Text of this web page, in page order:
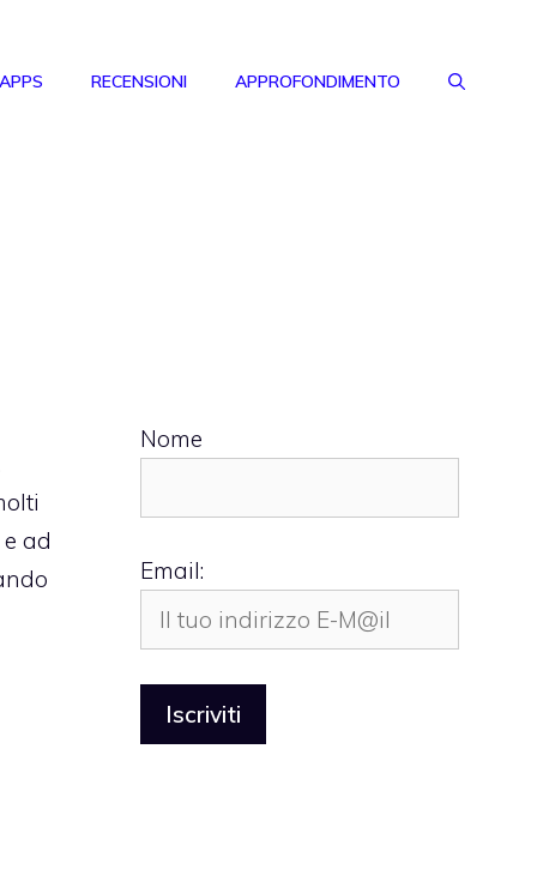
RECENSIONI APPROFONDIMENTO
ad
Nome
Email: